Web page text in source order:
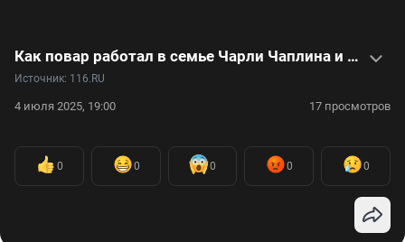
Как повар работал в семье Чарли Чаплина и снимался в фильме с Хитом Леджером: видео
Источник: 116.RU
4 июля 2025, 19:00 17 просмотров
0 0 0 0 0